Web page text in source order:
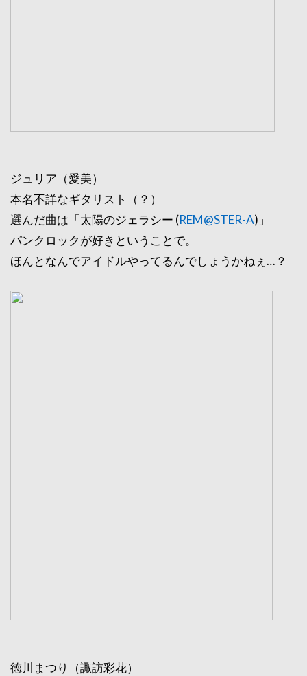
ジュリア（愛美）
本名不詳なギタリスト（？）
選んだ曲は「太陽のジェラシー (REM@STER-A)」
パンクロックが好きということで。
ほんとなんでアイドルやってるんでしょうかねぇ…？
徳川まつり（諏訪彩花）